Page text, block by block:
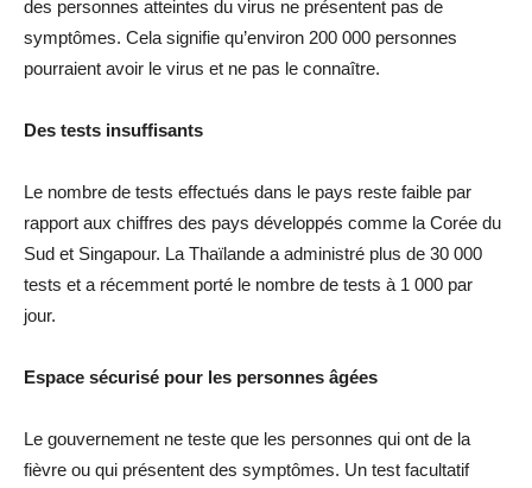
des personnes atteintes du virus ne présentent pas de
symptômes. Cela signifie qu’environ 200 000 personnes
pourraient avoir le virus et ne pas le connaître.
Des tests insuffisants
Le nombre de tests effectués dans le pays reste faible par
rapport aux chiffres des pays développés comme la Corée du
Sud et Singapour. La Thaïlande a administré plus de 30 000
tests et a récemment porté le nombre de tests à 1 000 par
jour.
Espace sécurisé pour les personnes âgées
Le gouvernement ne teste que les personnes qui ont de la
fièvre ou qui présentent des symptômes. Un test facultatif